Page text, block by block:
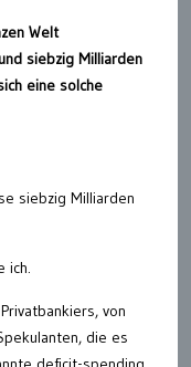
Welt
siebzig Milliarden
eine solche
siebzig Milliarden
ich.
von
die es